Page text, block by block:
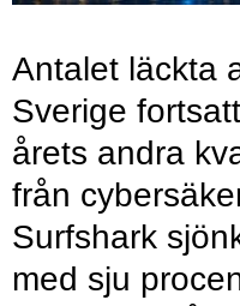
Antalet läckta
Sverige
årets andra
från
Surfshark
med sju